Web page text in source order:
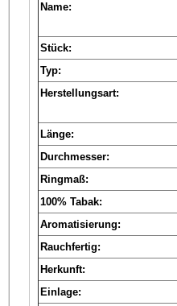
Name:
Stück:
Typ:
Herstellungsart:
Länge:
Durchmesser:
Ringmaß:
100% Tabak:
Aromatisierung:
Rauchfertig:
Herkunft:
Einlage: